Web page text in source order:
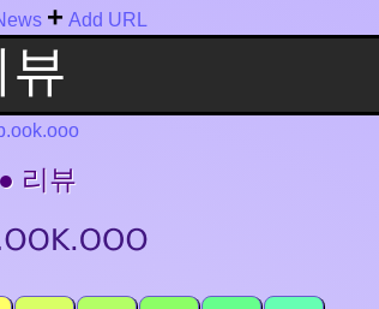
+ Add URL
리뷰